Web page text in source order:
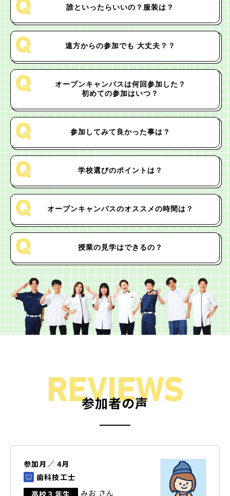
誰といったらいいの？ 服装は？
遠方からの参加でも 大丈夫？？
オープンキャンパスは何回参加した？
初めての参加はいつ？
参加してみて 良かった事は？
学校選びのポイントは？
オープンキャンパスのオススメの時間は？
授業の見学はできるの？
REVIEWS
参加者の声
参加月／ 4月
歯科技工士
高校３年生
みお さん